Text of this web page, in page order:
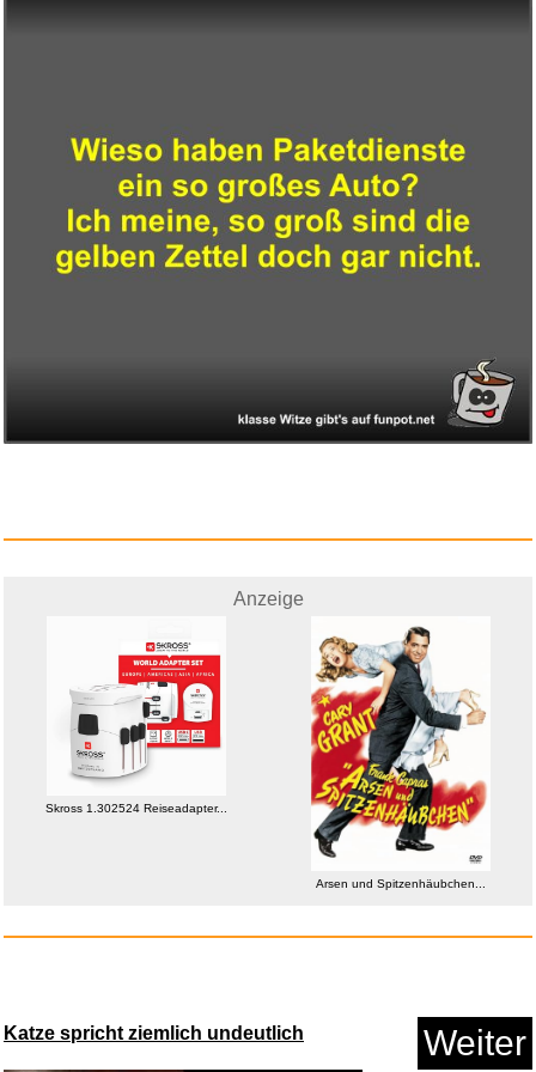
Anzeige
Die Psychiaterin - Wurde ihr d...
Anzeige
Anzeige
Skross 1.302524 Reiseadapter...
Arsen und Spitzenhäubchen...
Katze spricht ziemlich undeutlich Weiter